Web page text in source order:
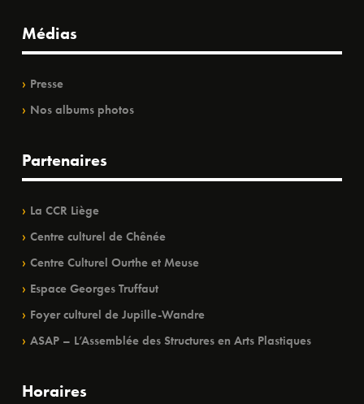
Médias
Presse
Nos albums photos
Partenaires
La CCR Liège
Centre culturel de Chênée
Centre Culturel Ourthe et Meuse
Espace Georges Truffaut
Foyer culturel de Jupille-Wandre
ASAP – L’Assemblée des Structures en Arts Plastiques
Horaires